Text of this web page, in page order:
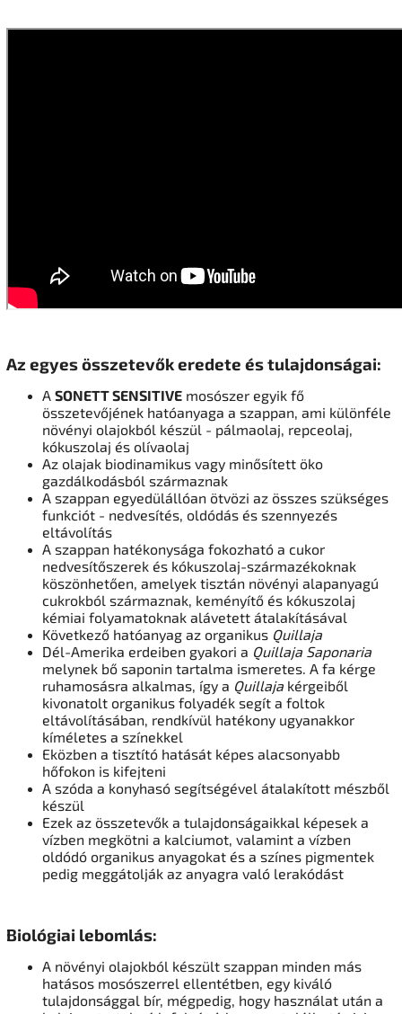
Az egyes összetevők eredete és tulajdonságai:
A SONETT SENSITIVE mosószer egyik fő
összetevőjének hatóanyaga a szappan, ami különféle
növényi olajokból készül - pálmaolaj, repceolaj,
kókuszolaj és olívaolaj
Az olajak biodinamikus vagy minősített öko
gazdálkodásból származnak
A szappan egyedülállóan ötvözi az összes szükséges
funkciót - nedvesítés, oldódás és szennyezés
eltávolítás
A szappan hatékonysága fokozható a cukor
nedvesítőszerek és kókuszolaj-származékoknak
köszönhetően, amelyek tisztán növényi alapanyagú
cukrokból származnak, keményítő és kókuszolaj
kémiai folyamatoknak alávetett átalakításával
Következő hatóanyag az organikus Quillaja
Dél-Amerika erdeiben gyakori a Quillaja Saponaria
melynek bő saponin tartalma ismeretes. A fa kérge
ruhamosásra alkalmas, így a Quillaja kérgeiből
kivonatolt organikus folyadék segít a foltok
eltávolításában, rendkívül hatékony ugyanakkor
kíméletes a színekkel
Eközben a tisztító hatását képes alacsonyabb
hőfokon is kifejteni
A szóda a konyhasó segítségével átalakított mészből
készül
Ezek az összetevők a tulajdonságaikkal képesek a
vízben megkötni a kalciumot, valamint a vízben
oldódó organikus anyagokat és a színes pigmentek
pedig meggátolják az anyagra való lerakódást
Biológiai lebomlás:
A növényi olajokból készült szappan minden más
hatásos mosószerrel ellentétben, egy kiváló
tulajdonsággal bír, mégpedig, hogy használat után a